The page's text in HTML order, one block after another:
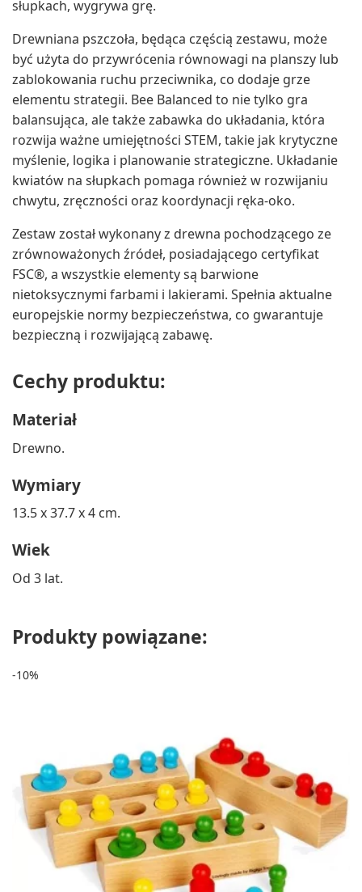
słupkach, wygrywa grę.
Drewniana pszczoła, będąca częścią zestawu, może
być użyta do przywrócenia równowagi na planszy lub
zablokowania ruchu przeciwnika, co dodaje grze
elementu strategii. Bee Balanced to nie tylko gra
balansująca, ale także zabawka do układania, która
rozwija ważne umiejętności STEM, takie jak krytyczne
myślenie, logika i planowanie strategiczne. Układanie
kwiatów na słupkach pomaga również w rozwijaniu
chwytu, zręczności oraz koordynacji ręka-oko.
Zestaw został wykonany z drewna pochodzącego ze
zrównoważonych źródeł, posiadającego certyfikat
FSC®, a wszystkie elementy są barwione
nietoksycznymi farbami i lakierami. Spełnia aktualne
europejskie normy bezpieczeństwa, co gwarantuje
bezpieczną i rozwijającą zabawę.
Cechy produktu:
Materiał
Drewno.
Wymiary
13.5 x 37.7 x 4 cm.
Wiek
Od 3 lat.
Produkty powiązane:
-10%